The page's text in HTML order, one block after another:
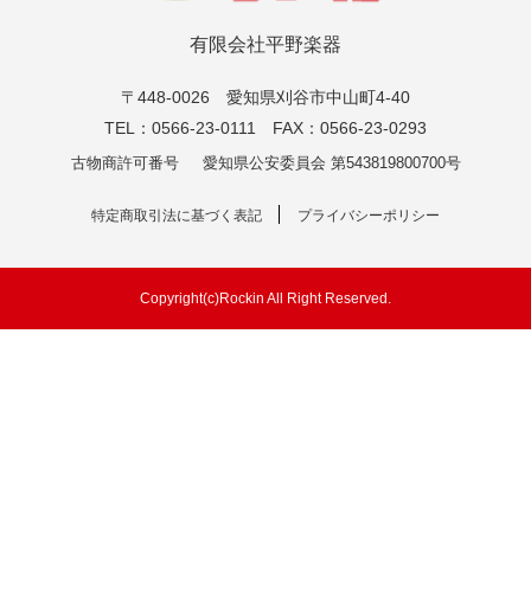
有限会社平野楽器
〒448-0026 愛知県刈谷市中山町4-40
TEL：0566-23-0111 FAX：0566-23-0293
古物商許可番号 愛知県公安委員会 第543819800700号
特定商取引法に基づく表記 プライバシーポリシー
Copyright(c)Rockin All Right Reserved.